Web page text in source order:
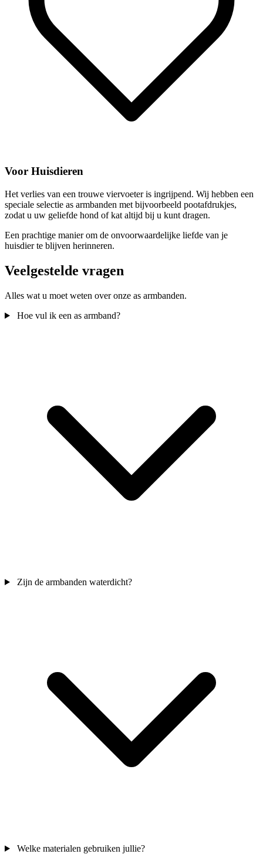
Voor Huisdieren
Het verlies van een trouwe viervoeter is ingrijpend. Wij hebben een
speciale selectie as armbanden met bijvoorbeeld pootafdrukjes,
zodat u uw geliefde hond of kat altijd bij u kunt dragen.
Een prachtige manier om de onvoorwaardelijke liefde van je
huisdier te blijven herinneren.
Veelgestelde vragen
Alles wat u moet weten over onze as armbanden.
Hoe vul ik een as armband?
Zijn de armbanden waterdicht?
Welke materialen gebruiken jullie?